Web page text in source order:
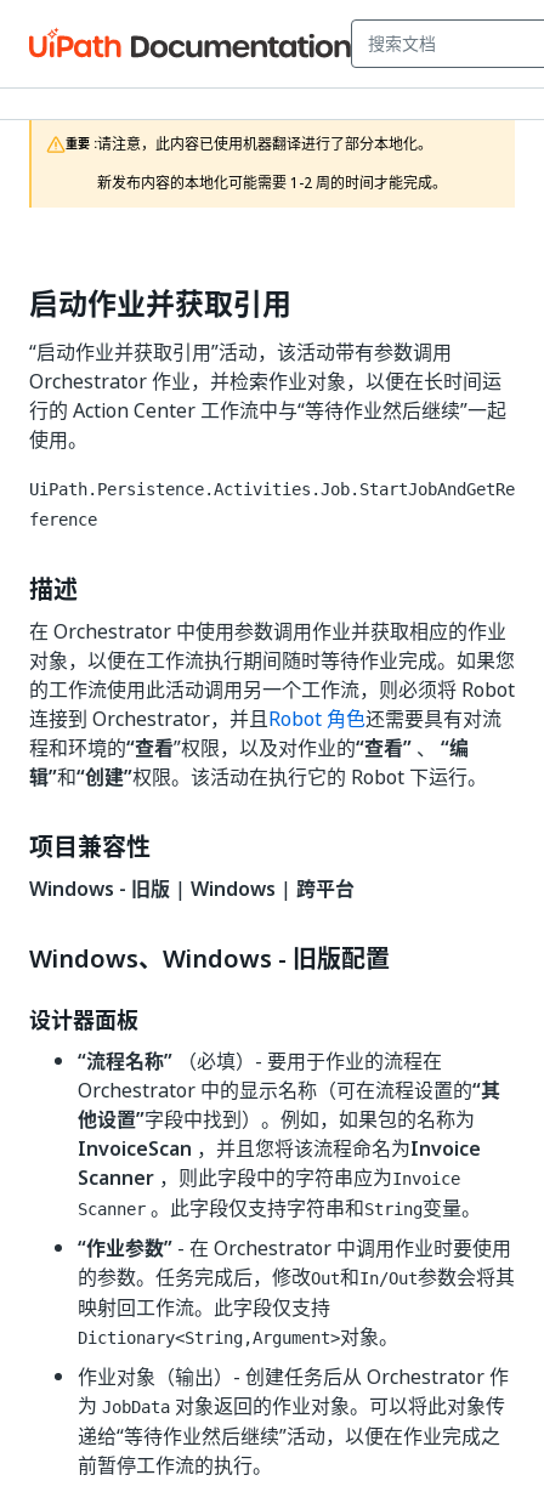
重要 :请注意，此内容已使用机器翻译进行了部分本地化。
新发布内容的本地化可能需要 1-2 周的时间才能完成。
启动作业并获取引用
“启动作业并获取引用”活动，该活动带有参数调用
Orchestrator 作业，并检索作业对象，以便在长时间运
行的 Action Center 工作流中与“等待作业然后继续”一起
使用。
UiPath.Persistence.Activities.Job.StartJobAndGetRe
ference
描述
在 Orchestrator 中使用参数调用作业并获取相应的作业
对象，以便在工作流执行期间随时等待作业完成。如果您
的工作流使用此活动调用另一个工作流，则必须将 Robot
连接到 Orchestrator，并且Robot 角色还需要具有对流
程和环境的“查看”权限，以及对作业的“查看” 、 “编
辑”和“创建”权限。该活动在执行它的 Robot 下运行。
项目兼容性
Windows - 旧版 | Windows | 跨平台
Windows、Windows - 旧版配置
设计器面板
“流程名称” （必填）- 要用于作业的流程在
Orchestrator 中的显示名称（可在流程设置的“其
他设置”字段中找到）。例如，如果包的名称为
InvoiceScan ，并且您将该流程命名为Invoice
Scanner ，则此字段中的字符串应为Invoice
Scanner 。此字段仅支持字符串和String变量。
“作业参数” - 在 Orchestrator 中调用作业时要使用
的参数。任务完成后，修改Out和In/Out参数会将其
映射回工作流。此字段仅支持
Dictionary<String,Argument>对象。
作业对象（输出）- 创建任务后从 Orchestrator 作
为 JobData 对象返回的作业对象。可以将此对象传
递给“等待作业然后继续”活动，以便在作业完成之
前暂停工作流的执行。